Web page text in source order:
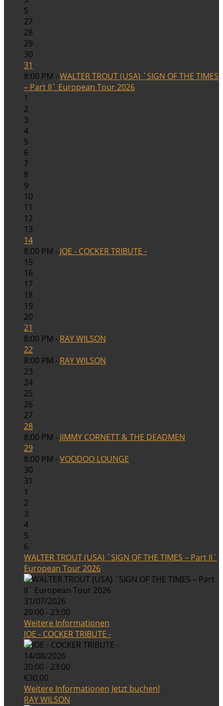
S
27
28
29
30
31
8:00 PM -WALTER TROUT (USA) `SIGN OF THE TIMES
– Part II` European Tour 2026
1
2
3
4
5
6
7
8
9
10
11
12
13
14
8:00 PM - JOE - COCKER TRIBUTE -
15
16
17
18
19
20
21
8:00 PM - RAY WILSON
22
8:00 PM - RAY WILSON
23
24
25
26
27
28
8:00 PM - JIMMY CORNETT & THE DEADMEN
29
8:00 PM -VOODOO LOUNGE
30
31
1
2
3
4
5
6
WALTER TROUT (USA) `SIGN OF THE TIMES – Part II`
European Tour 2026
31/07/2026
20:00 - 23:00
Weitere Informationen
JOE - COCKER TRIBUTE -
14/08/2026
20:00 - 23:00
€30,00
Weitere Informationen Jetzt buchen!
RAY WILSON